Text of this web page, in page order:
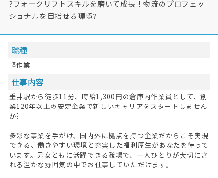
?フォークリフトスキルを磨いて成長！物流のプロフェッ
ショナルを目指せる環境?
職種
軽作業
仕事内容
垂井駅から徒歩11分、時給1,300円の倉庫内作業員として、創
業120年以上の安定企業で新しいキャリアをスタートしません
か?
多彩な事業を手がけ、国内外に拠点を持つ企業だからこそ実現
できる、働きやすい環境と充実した福利厚生があなたを待って
います。男女ともに活躍できる職場で、一人ひとりが大切にさ
れる温かな雰囲気の中でお仕事していただけます。